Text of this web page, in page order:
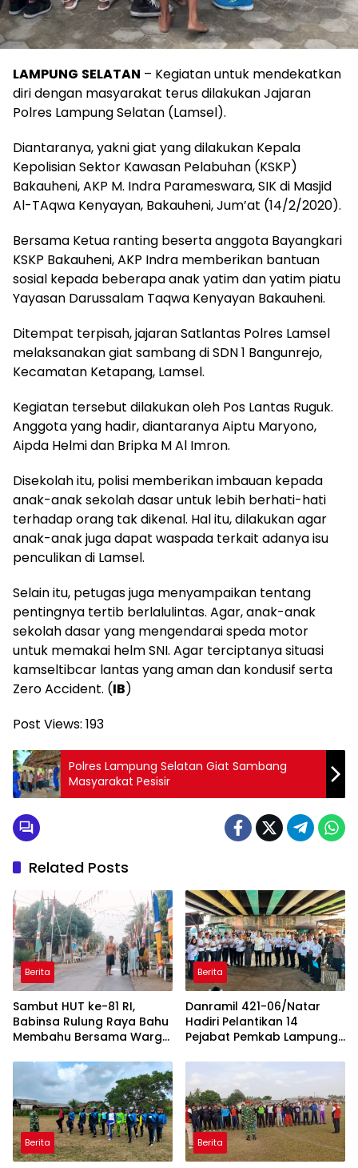
LAMPUNG SELATAN – Kegiatan untuk mendekatkan
diri dengan masyarakat terus dilakukan Jajaran
Polres Lampung Selatan (Lamsel).
Diantaranya, yakni giat yang dilakukan Kepala
Kepolisian Sektor Kawasan Pelabuhan (KSKP)
Bakauheni, AKP M. Indra Parameswara, SIK di Masjid
Al-TAqwa Kenyayan, Bakauheni, Jum’at (14/2/2020).
Bersama Ketua ranting beserta anggota Bayangkari
KSKP Bakauheni, AKP Indra memberikan bantuan
sosial kepada beberapa anak yatim dan yatim piatu
Yayasan Darussalam Taqwa Kenyayan Bakauheni.
Ditempat terpisah, jajaran Satlantas Polres Lamsel
melaksanakan giat sambang di SDN 1 Bangunrejo,
Kecamatan Ketapang, Lamsel.
Kegiatan tersebut dilakukan oleh Pos Lantas Ruguk.
Anggota yang hadir, diantaranya Aiptu Maryono,
Aipda Helmi dan Bripka M Al Imron.
Disekolah itu, polisi memberikan imbauan kepada
anak-anak sekolah dasar untuk lebih berhati-hati
terhadap orang tak dikenal. Hal itu, dilakukan agar
anak-anak juga dapat waspada terkait adanya isu
penculikan di Lamsel.
Selain itu, petugas juga menyampaikan tentang
pentingnya tertib berlalulintas. Agar, anak-anak
sekolah dasar yang mengendarai speda motor
untuk memakai helm SNI. Agar terciptanya situasi
kamseltibcar lantas yang aman dan kondusif serta
Zero Accident. (IB)
Post Views: 193
Polres Lampung Selatan Giat Sambang
Masyarakat Pesisir
Related Posts
Berita
Sambut HUT ke-81 RI,
Babinsa Rulung Raya Bahu
Membahu Bersama Warga
Berita
Danramil 421-06/Natar
Hadiri Pelantikan 14
Pejabat Pemkab Lampung
dan Pemerintah Daerah
Berita Berita